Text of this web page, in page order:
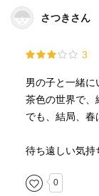
さつきさん
3
男の子と一緒に
茶色の世界で、
でも、結局、春
待ち遠しい気持
0